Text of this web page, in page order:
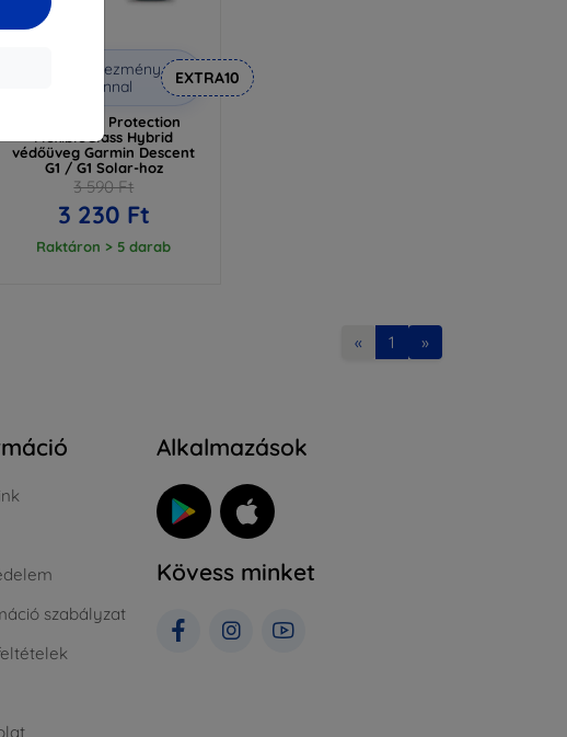
DescentG1Solar
Kedvezmény
kuponnal
EXTRA10
3mk Watch Protection
FlexibleGlass Hybrid
védőüveg Garmin Descent
G1 / G1 Solar-hoz
3 590 Ft
3 230 Ft
Raktáron > 5 darab
« 1 »
szabályzat
Alkalmazások
Kövess minket